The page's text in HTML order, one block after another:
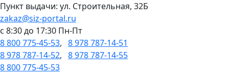
Пункт выдачи: ул. Строительная, 32Б
zakaz@siz-portal.ru
c 8:30 до 17:30 Пн-Пт
8 800 775-45-53, 8 978 787-14-51
8 978 787-14-52, 8 978 787-14-55
8 800 775-45-53